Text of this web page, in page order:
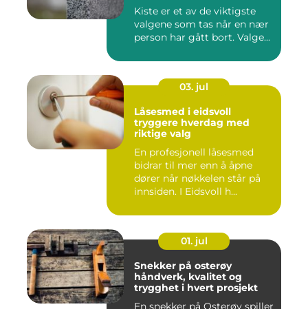
Kiste er et av de viktigste
valgene som tas når en nær
person har gått bort. Valge...
03. jul
Låsesmed i eidsvoll
tryggere hverdag med
riktige valg
En profesjonell låsesmed
bidrar til mer enn å åpne
dører når nøkkelen står på
innsiden. I Eidsvoll h...
01. jul
Snekker på osterøy
håndverk, kvalitet og
trygghet i hvert prosjekt
En snekker på Osterøy spiller